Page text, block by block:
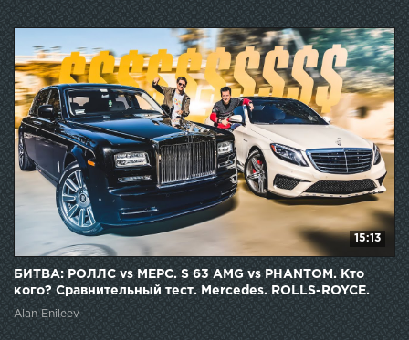
15:13
БИТВА: РОЛЛС vs МЕРС. S 63 AMG vs PHANTOM. Кто
кого? Сравнительный тест. Mercedes. ROLLS-ROYCE.
Alan Enileev